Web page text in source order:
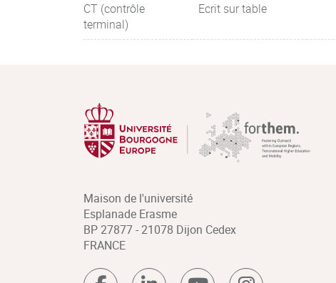
CT (contrôle
terminal)
Ecrit sur table
Maison de l'université
Esplanade Erasme
BP 27877 - 21078 Dijon Cedex
FRANCE